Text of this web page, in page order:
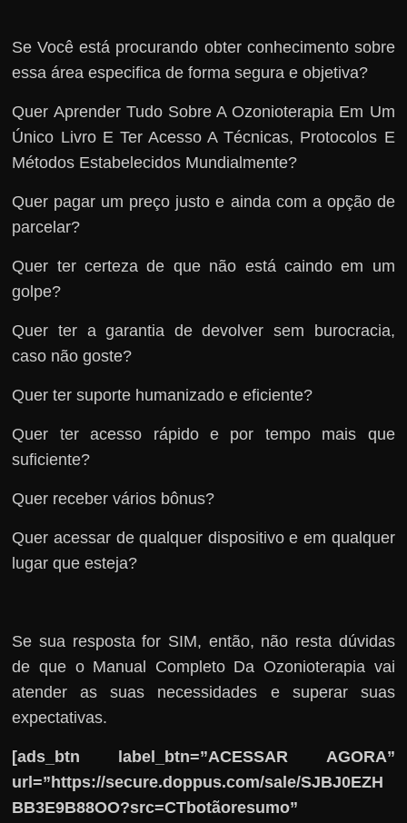
Se Você está procurando obter conhecimento sobre
essa área especifica de forma segura e objetiva?
Quer Aprender Tudo Sobre A Ozonioterapia Em Um
Único Livro E Ter Acesso A Técnicas, Protocolos E
Métodos Estabelecidos Mundialmente?
Quer pagar um preço justo e ainda com a opção de
parcelar?
Quer ter certeza de que não está caindo em um
golpe?
Quer ter a garantia de devolver sem burocracia,
caso não goste?
Quer ter suporte humanizado e eficiente?
Quer ter acesso rápido e por tempo mais que
suficiente?
Quer receber vários bônus?
Quer acessar de qualquer dispositivo e em qualquer
lugar que esteja?
Se sua resposta for SIM, então, não resta dúvidas
de que o Manual Completo Da Ozonioterapia vai
atender as suas necessidades e superar suas
expectativas.
[ads_btn label_btn=”ACESSAR AGORA”
url=”https://secure.doppus.com/sale/SJBJ0EZH
BB3E9B88OO?src=CTbotãoresumo”